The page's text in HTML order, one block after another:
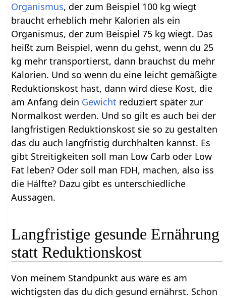
Organismus, der zum Beispiel 100 kg wiegt
braucht erheblich mehr Kalorien als ein
Organismus, der zum Beispiel 75 kg wiegt. Das
heißt zum Beispiel, wenn du gehst, wenn du 25
kg mehr transportierst, dann brauchst du mehr
Kalorien. Und so wenn du eine leicht gemäßigte
Reduktionskost hast, dann wird diese Kost, die
am Anfang dein Gewicht reduziert später zur
Normalkost werden. Und so gilt es auch bei der
langfristigen Reduktionskost sie so zu gestalten
das du auch langfristig durchhalten kannst. Es
gibt Streitigkeiten soll man Low Carb oder Low
Fat leben? Oder soll man FDH, machen, also iss
die Hälfte? Dazu gibt es unterschiedliche
Aussagen.
Langfristige gesunde Ernährung
statt Reduktionskost
Von meinem Standpunkt aus wäre es am
wichtigsten das du dich gesund ernährst. Schon